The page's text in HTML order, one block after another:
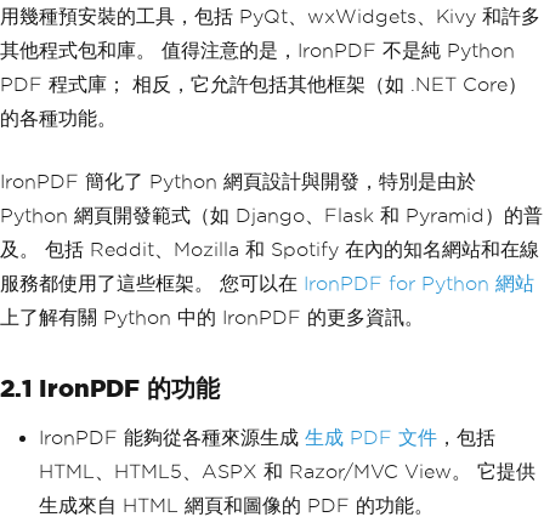
用幾種預安裝的工具，包括 PyQt、wxWidgets、Kivy 和許多
其他程式包和庫。 值得注意的是，IronPDF 不是純 Python
PDF 程式庫； 相反，它允許包括其他框架（如 .NET Core）
的各種功能。
IronPDF 簡化了 Python 網頁設計與開發，特別是由於
Python 網頁開發範式（如 Django、Flask 和 Pyramid）的普
及。 包括 Reddit、Mozilla 和 Spotify 在內的知名網站和在線
服務都使用了這些框架。 您可以在 IronPDF for Python 網站
上了解有關 Python 中的 IronPDF 的更多資訊。
2.1 IronPDF 的功能
IronPDF 能夠從各種來源生成 生成 PDF 文件 ，包括
HTML、HTML5、ASPX 和 Razor/MVC View。 它提供
生成來自 HTML 網頁和圖像的 PDF 的功能。